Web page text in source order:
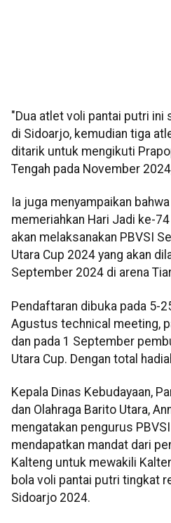
"Dua atlet voli pantai putri
di Sidoarjo, kemudian tiga
ditarik untuk mengikuti
Tengah pada November
Ia juga menyampaikan
memeriahkan Hari Jadi ke-
akan melaksanakan PBVSI
Utara Cup 2024 yang akan
September 2024 di arena
Pendaftaran dibuka pada 5-
Agustus technical meeting,
dan pada 1 September
Utara Cup. Dengan total
Kepala Dinas Kebudayaan,
dan Olahraga Barito Utara,
mengatakan pengurus
mendapatkan mandat dari
Kalteng untuk mewakili
bola voli pantai putri tingkat
Sidoarjo 2024.